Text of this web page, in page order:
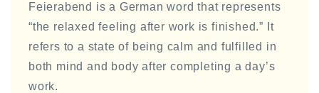
Feierabend is a German word that represents
“the relaxed feeling after work is finished.” It
refers to a state of being calm and fulfilled in
both mind and body after completing a day’s
work.